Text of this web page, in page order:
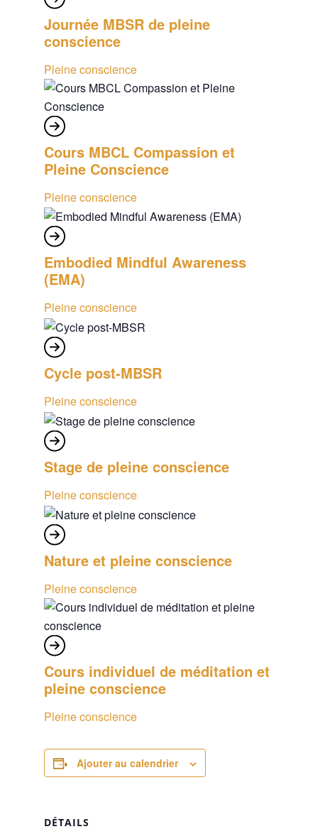
Journée MBSR de pleine
conscience
Pleine conscience
Cours MBCL Compassion et
Pleine Conscience
Pleine conscience
Embodied Mindful Awareness
(EMA)
Pleine conscience
Cycle post-MBSR
Pleine conscience
Stage de pleine conscience
Pleine conscience
Nature et pleine conscience
Pleine conscience
Cours individuel de méditation et
pleine conscience
Pleine conscience
Ajouter au calendrier
DÉTAILS